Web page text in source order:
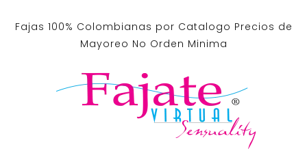
Fajas 100% Colombianas por Catalogo Precios de
Mayoreo No Orden Minima